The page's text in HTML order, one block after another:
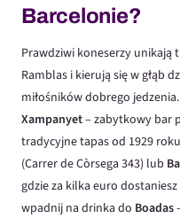
Barcelonie?
Prawdziwi koneserzy unikają
Ramblas i kierują się w głąb
miłośników dobrego
Xampanyet– zabytkowy bar
tradycyjne tapas od 1929
(Carrer de Còrsega 343) lub
gdzie za kilka euro
wpadnij na drinka do Boadas